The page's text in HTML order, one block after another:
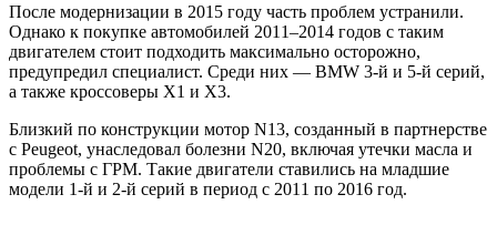
После модернизации в 2015 году часть проблем устранили.
Однако к покупке автомобилей 2011–2014 годов с таким
двигателем стоит подходить максимально осторожно,
предупредил специалист. Среди них — BMW 3-й и 5-й серий,
а также кроссоверы X1 и X3.
Близкий по конструкции мотор N13, созданный в партнерстве
с Peugeot, унаследовал болезни N20, включая утечки масла и
проблемы с ГРМ. Такие двигатели ставились на младшие
модели 1-й и 2-й серий в период с 2011 по 2016 год.